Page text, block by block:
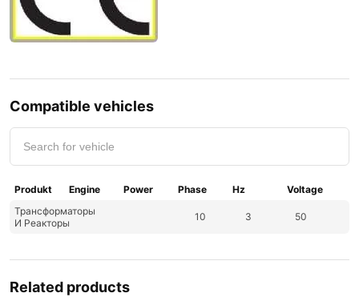
Compatible vehicles
Produkt Engine Power Phase Hz
Voltage
Трансформаторы
И Реакторы
10 3 50
Related products